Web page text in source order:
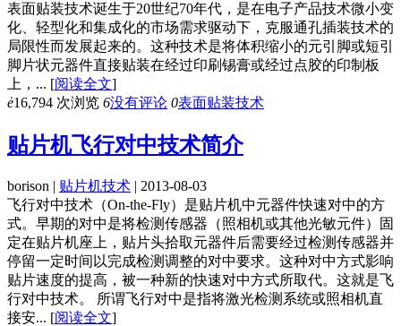
表面贴装技术诞生于20世纪70年代，是在电子产品技术微小变
化、轻型化和集成化的市场需求驱动下，克服通孔插装技术的
局限性而发展起来的。这种技术是将体积缩小的元引脚或短引
脚片状元器件直接贴装在经过印刷锡膏或经过点胶的印制板
上，... [阅读全文]
ė16,794 次浏览 6没有评论 0表面贴装技术
贴片机飞行对中技术简介
borison | 贴片机技术 | 2013-08-03
飞行对中技术（On-the-Fly）是贴片机中元器件快速对中的方
式。早期的对中是将检测传感器（照相机或其他光敏元件）固
定在贴片机座上，贴片头拾取元器件后需要经过检测传感器并
停留一定时间以完成检测调整的对中要求。这种对中方式影响
贴片速度的提高，被一种新的快速对中方式所取代。这就是飞
行对中技术。 所谓飞行对中是指将激光检测系统或照相机直
接安... [阅读全文]